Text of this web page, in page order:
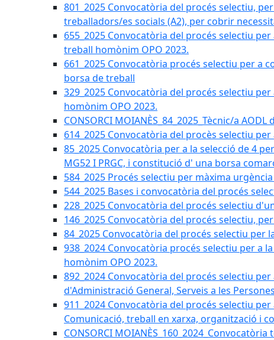
801_2025 Convocatòria del procés selectiu,
treballadors/es socials (A2), per cobrir
655_2025 Convocatòria del procés selectiu
treball homònim OPO 2023.
661_2025 Convocatòria procés selectiu per
borsa de treball
329_2025 Convocatòria del procés selectiu
homònim OPO 2023.
CONSORCI MOIANÈS_84_2025_Tècnic/a
614_2025 Convocatòria del procès selectiu
85_2025 Convocatòria per a la selecció de 4
MG52 I PRGC, i constitució d' una borsa
584_2025 Procés selectiu per màxima
544_2025 Bases i convocatòria del procés
228_2025 Convocatòria del procés selectiu
146_2025 Convocatòria del procés selectiu,
84_2025 Convocatòria del procés selectiu
938_2024 Convocatòria procés selectiu per
homònim OPO 2023.
892_2024 Convocatòria del procés selectiu
d'Administració General, Serveis a les
911_2024 Convocatòria del procés selectiu
Comunicació, treball en xarxa, organització i
CONSORCI